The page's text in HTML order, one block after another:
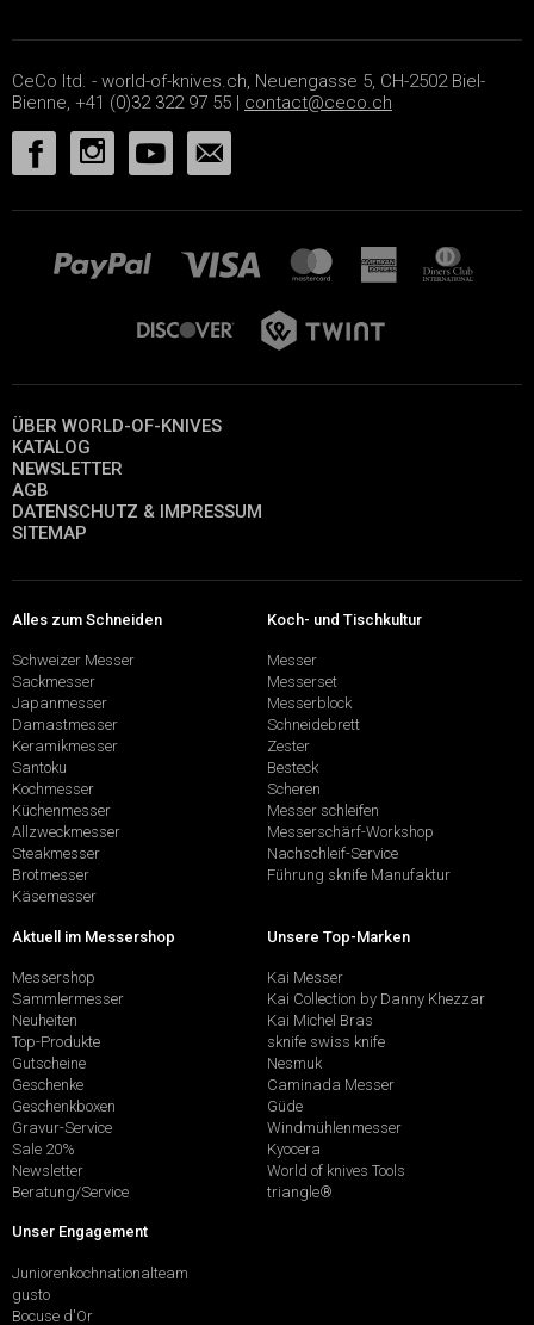
CeCo ltd. - world-of-knives.ch, Neuengasse 5, CH-2502 Biel-
Bienne, +41 (0)32 322 97 55 | contact@ceco.ch
ÜBER WORLD-OF-KNIVES
KATALOG
NEWSLETTER
AGB
DATENSCHUTZ & IMPRESSUM
SITEMAP
Alles zum Schneiden
Schweizer Messer
Sackmesser
Japanmesser
Damastmesser
Keramikmesser
Santoku
Kochmesser
Küchenmesser
Allzweckmesser
Steakmesser
Brotmesser
Käsemesser
Koch- und Tischkultur
Messer
Messerset
Messerblock
Schneidebrett
Zester
Besteck
Scheren
Messer schleifen
Messerschärf-Workshop
Nachschleif-Service
Führung sknife Manufaktur
Aktuell im Messershop
Messershop
Sammlermesser
Neuheiten
Top-Produkte
Gutscheine
Geschenke
Geschenkboxen
Gravur-Service
Sale 20%
Newsletter
Beratung/Service
Unsere Top-Marken
Kai Messer
Kai Collection by Danny Khezzar
Kai Michel Bras
sknife swiss knife
Nesmuk
Caminada Messer
Güde
Windmühlenmesser
Kyocera
World of knives Tools
triangle®
Unser Engagement
Juniorenkochnationalteam
gusto
Bocuse d'Or